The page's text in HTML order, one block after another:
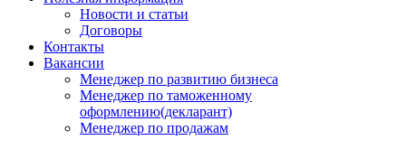
Новости и статьи
Договоры
Контакты
Вакансии
Менеджер по развитию бизнеса
Менеджер по таможенному
оформлению(декларант)
Менеджер по продажам